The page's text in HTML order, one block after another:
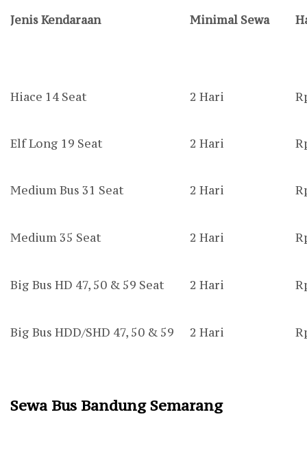
Jenis Kendaraan Minimal Sewa
Hiace 14 Seat 2 Hari
Elf Long 19 Seat 2 Hari
Medium Bus 31 Seat 2 Hari
Medium 35 Seat 2 Hari
Big Bus HD 47, 50 & 59 Seat 2 Hari
Big Bus HDD/SHD 47, 50 & 59 2 Hari
Sewa Bus Bandung Semarang